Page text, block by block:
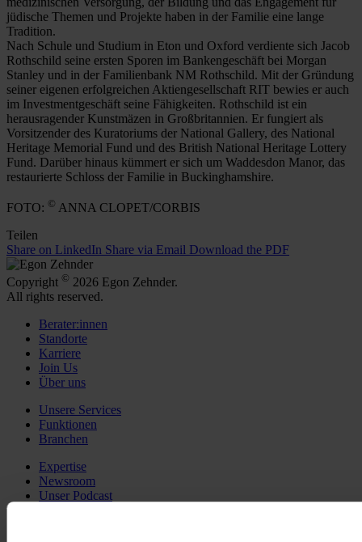
jüdische Themen und Projekte haben in der Familie eine lange
Tradition.
Nach Schule und Studium in Eton und Oxford verdiente sich Jacob
Rothschild seine ersten Sporen im Bankengeschäft bei Morgan
Stanley und in der Familienbank NM Rothschild. Mit der Gründung
seiner eigenen erfolgreichen Aktiengesellschaft RIT bewies er auch
im Investmentgeschäft seine Fähigkeiten. Rothschild ist ein
herausragender Kunstmäzen in Großbritannien. Er fungiert als
Vorsitzender des Kuratoriums der National Gallery, des National
Heritage Memorial Fund und des British National Heritage Lottery
Fund. Darüber hinaus kümmert er sich um Waddesdon Manor, das
restaurierte Schloss der Familie in Buckinghamshire.
FOTO: © ANNA CLOPET/CORBIS
Teilen
Share on LinkedIn Share via Email Download the PDF
Copyright © 2026 Egon Zehnder.
All rights reserved.
Berater:innen
Standorte
Karriere
Join Us
Über uns
Unsere Services
Funktionen
Branchen
Expertise
Newsroom
Unser Podcast